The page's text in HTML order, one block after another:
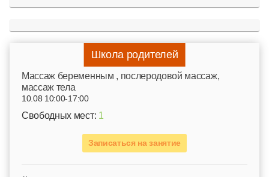
Школа родителей
Mассаж беременным , послеродовой массаж,
массаж тела
10.08 10:00-17:00
Свободных мест: 1
Записаться на занятие